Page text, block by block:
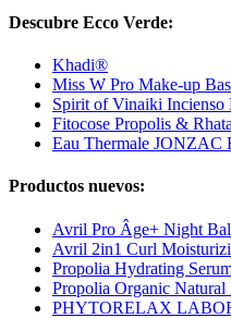
Descubre Ecco Verde:
Khadi®
Miss W Pro Make-up
Spirit of Vinaiki Incienso
Fitocose Propolis &
Eau Thermale JONZAC
Productos nuevos:
Avril Pro Âge+ Night
Avril 2in1 Curl
Propolia Hydrating
Propolia Organic Natural
PHYTORELAX